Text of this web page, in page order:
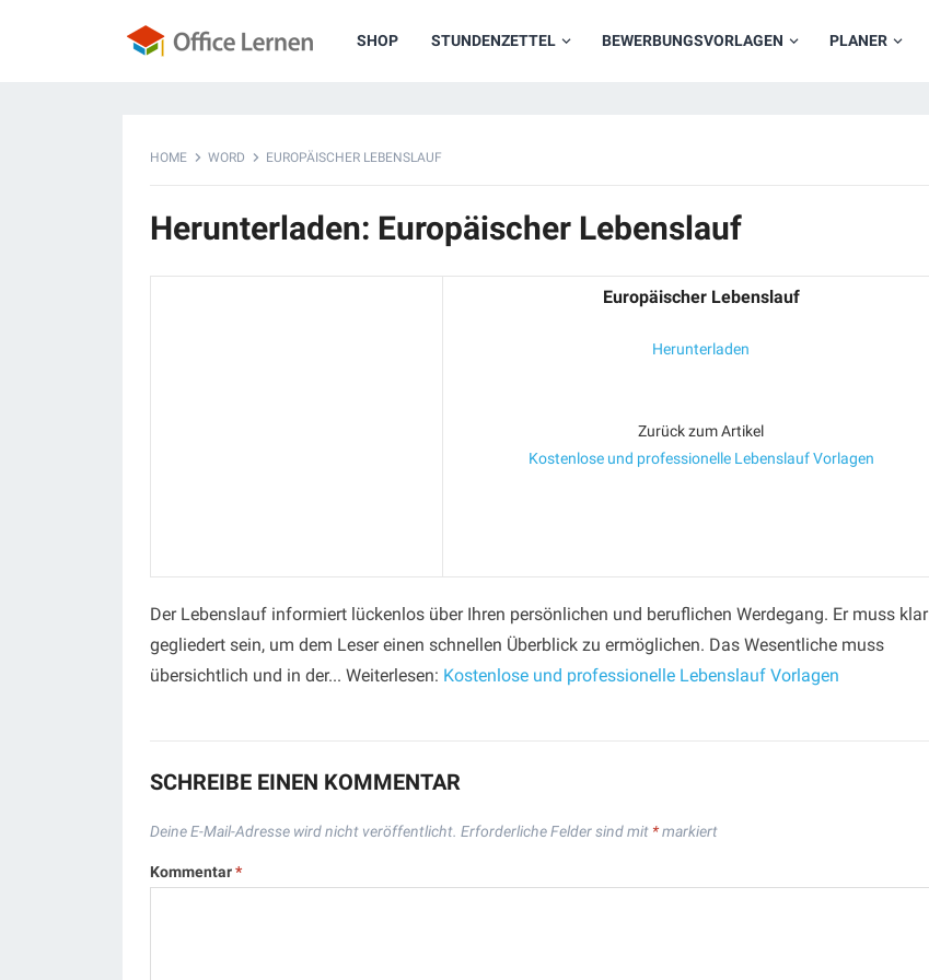
SHOP STUNDENZETTEL BEWERBUNGSVORLAGEN PLANER
HOME WORD EUROPÄISCHER LEBENSLAUF
Herunterladen: Europäischer Lebenslauf
Europäischer Lebenslauf
Herunterladen
Zurück zum Artikel
Kostenlose und professionelle Lebenslauf Vorlagen
Der Lebenslauf informiert lückenlos über Ihren persönlichen und beruflichen Werdegang. Er muss klar
gegliedert sein, um dem Leser einen schnellen Überblick zu ermöglichen. Das Wesentliche muss
übersichtlich und in der... Weiterlesen: Kostenlose und professionelle Lebenslauf Vorlagen
SCHREIBE EINEN KOMMENTAR
Deine E-Mail-Adresse wird nicht veröffentlicht. Erforderliche Felder sind mit *markiert
Kommentar*